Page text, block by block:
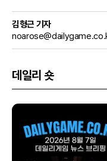
김형근 기자
데일리 숏